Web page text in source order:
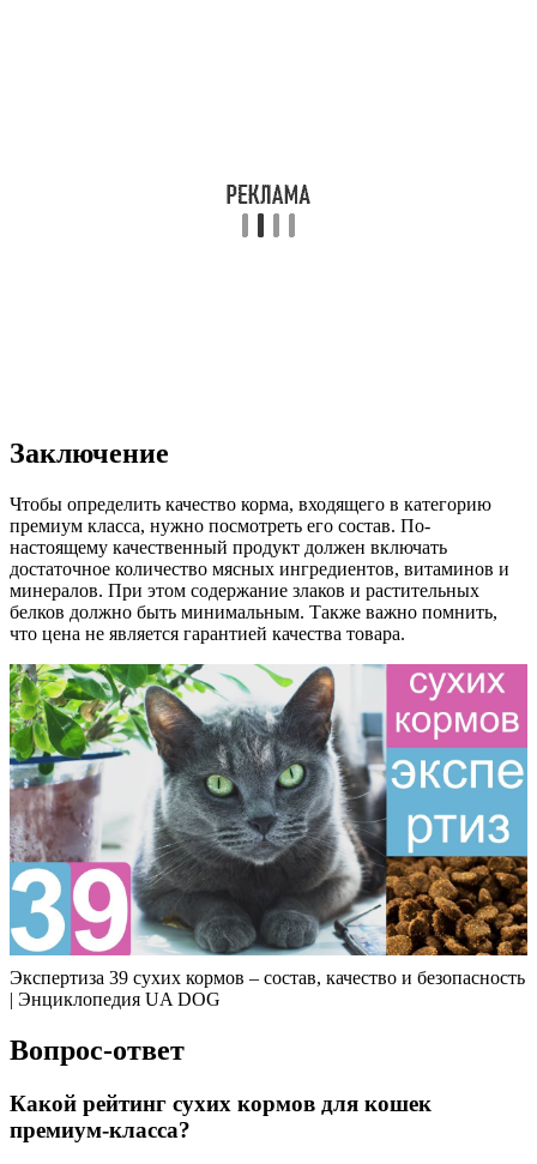
Заключение
Чтобы определить качество корма, входящего в категорию
премиум класса, нужно посмотреть его состав. По-
настоящему качественный продукт должен включать
достаточное количество мясных ингредиентов, витаминов и
минералов. При этом содержание злаков и растительных
белков должно быть минимальным. Также важно помнить,
что цена не является гарантией качества товара.
Экспертиза 39 сухих кормов – состав, качество и безопасность
| Энциклопедия UA DOG
Вопрос-ответ
Какой рейтинг сухих кормов для кошек
премиум-класса?